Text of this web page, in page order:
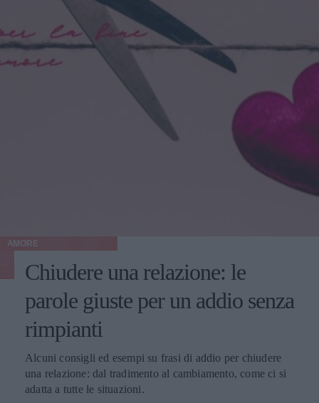
AMORE
Chiudere una relazione: le
parole giuste per un addio senza
rimpianti
Alcuni consigli ed esempi su frasi di addio per chiudere
una relazione: dal tradimento al cambiamento, come ci si
adatta a tutte le situazioni.